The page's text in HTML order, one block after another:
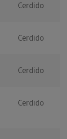
Cerdido
Cerdido
Cerdido
Cerdido